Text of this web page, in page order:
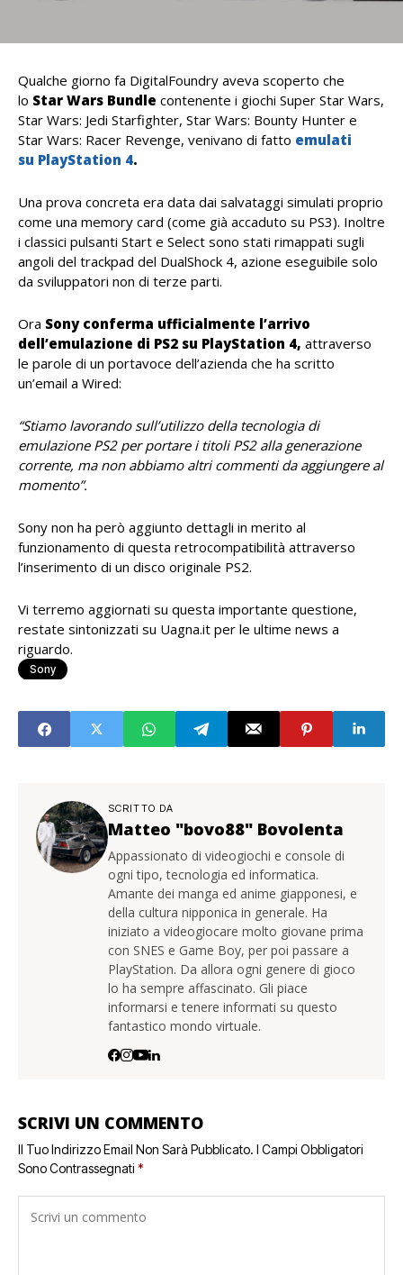
Qualche giorno fa DigitalFoundry aveva scoperto che
lo Star Wars Bundle contenente i giochi Super Star Wars,
Star Wars: Jedi Starfighter, Star Wars: Bounty Hunter e
Star Wars: Racer Revenge, venivano di fatto emulati
su PlayStation 4.
Una prova concreta era data dai salvataggi simulati proprio
come una memory card (come già accaduto su PS3). Inoltre
i classici pulsanti Start e Select sono stati rimappati sugli
angoli del trackpad del DualShock 4, azione eseguibile solo
da sviluppatori non di terze parti.
Ora Sony conferma ufficialmente l’arrivo
dell’emulazione di PS2 su PlayStation 4, attraverso
le parole di un portavoce dell’azienda che ha scritto
un’email a Wired:
“Stiamo lavorando sull’utilizzo della tecnologia di
emulazione PS2 per portare i titoli PS2 alla generazione
corrente, ma non abbiamo altri commenti da aggiungere al
momento”.
Sony non ha però aggiunto dettagli in merito al
funzionamento di questa retrocompatibilità attraverso
l’inserimento di un disco originale PS2.
Vi terremo aggiornati su questa importante questione,
restate sintonizzati su Uagna.it per le ultime news a
riguardo.
Sony
SCRITTO DA
Matteo "bovo88" Bovolenta
Appassionato di videogiochi e console di
ogni tipo, tecnologia ed informatica.
Amante dei manga ed anime giapponesi, e
della cultura nipponica in generale. Ha
iniziato a videogiocare molto giovane prima
con SNES e Game Boy, per poi passare a
PlayStation. Da allora ogni genere di gioco
lo ha sempre affascinato. Gli piace
informarsi e tenere informati su questo
fantastico mondo virtuale.
SCRIVI UN COMMENTO
Il Tuo Indirizzo Email Non Sarà Pubblicato. I Campi Obbligatori
Sono Contrassegnati *